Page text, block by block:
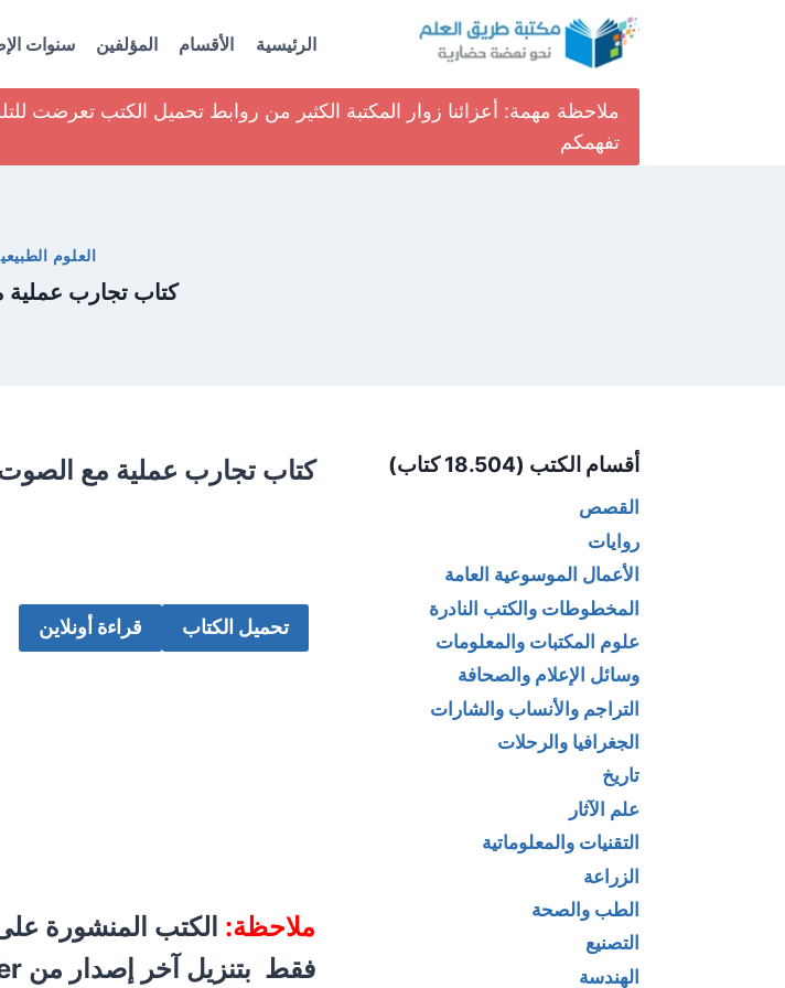
الرئيسية الأقسام المؤلفين سنوات
ملاحظة مهمة: أعزائنا زوار المكتبة الكثير من روابط تحميل الكتب تعرضت
تفهمكم
العلوم
كتاب تجارب
كتاب تجارب عملية مع
تحميل الكتاب قراءة أونلاين
ملاحظة: الكتب المنشورة
فقط بتنزيل آخر إصدار من Adobe reader وثبته على جهازك :
أقسام الكتب (18.504 كتاب)
القصص
روايات
الأعمال الموسوعية العامة
المخطوطات والكتب النادرة
علوم المكتبات والمعلومات
وسائل الإعلام والصحافة
التراجم والأنساب والشارات
الجغرافيا والرحلات
تاريخ
علم الآثار
التقنيات والمعلوماتية
الزراعة
الطب والصحة
التصنيع
الهندسة